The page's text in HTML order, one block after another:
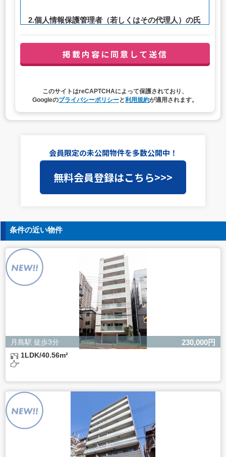
2.個人情報保護管理者（若しくはその代理人）の氏
連絡先：privacy@balleggs.co.jp
（1）お問い合わせ対応（本人への連絡を含む）のため
4. 個人情報取扱いの委託
当社は事業運営上、前項利用目的の範囲に限って個人情報
を外部に委託することがあります。この場合、個人情報保
護水準の高い委託先を選定し、個人情報の適正管理・機密
保持についての契約を交わし、適切な管理を実施させま
5. 個人情報の開示等の請求
ご本人様は、当社に対してご自身の個人情報の開示等（利
用目的の通知、開示、内容の訂正・追加・削除、利用の停
止または消去、第三者への提供の停止）に関して、下記の
当社問合わせ窓口に申し出ることができます。その際、当
社はお客様ご本人を確認させていただいたうえで、合理的
な間内に対応いたします。
【お問合せ窓口】
株式会社バレッグス 個人情報問合せ窓口
住所 東京都目黒区鷹番2-5-21
お問合せメールアドレス privacy@balleggs.co.jp
受付時間：平日10：30～17：00 ※弊社公休日を除く
よるものです。
ただし、必要な項目をいただけない場合、適切な対応がで
きない場合があります。
このサイトはreCAPTCHAによって保護されており、
Googleのプライバシーポリシーと利用規約が適用されます。
会員限定の未公開物件を多数公開中！
無料会員登録はこちら>>>
条件の近い物件
月島駅 徒歩3分 230,000円
1LDK/40.56m²